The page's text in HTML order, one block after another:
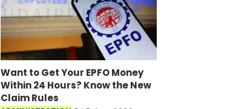
Want to Get Your EPFO Money
Within 24 Hours? Know the New
Claim Rules